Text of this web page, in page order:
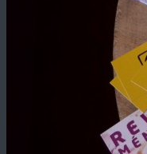
Revue